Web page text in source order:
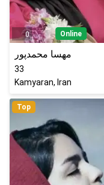
0 Online
مهسا محمدپور
33
Kamyaran, Iran
Top